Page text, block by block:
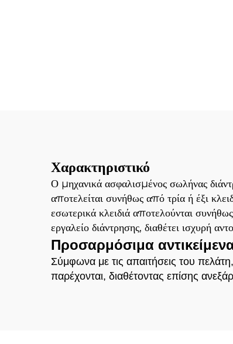
Χαρακτηριστικό
Ο μηχανικά ασφαλισμένος σωλήνας
αποτελείται συνήθως από τρία ή έξι
εσωτερικά κλειδιά αποτελούνται
εργαλείο διάντρησης, διαθέτει ισχυρή
Προσαρμόσιμα
Σύμφωνα με τις απαιτήσεις του
παρέχονται, διαθέτοντας επίσης